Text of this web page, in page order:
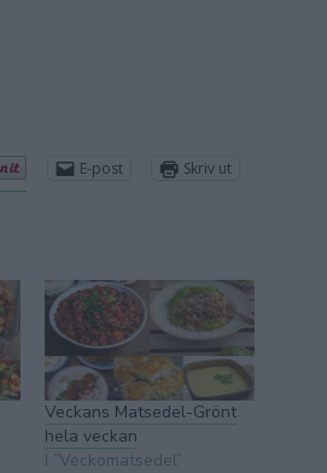
E-post Skriv ut
Veckans Matsedel-Grönt
hela veckan
I ”Veckomatsedel”